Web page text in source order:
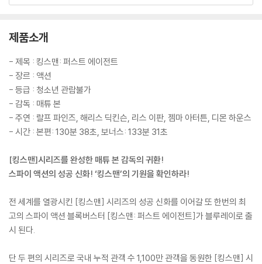
제품소개
- 제목 : 킹스맨: 퍼스트 에이전트
- 장르 : 액션
- 등급 : 청소년 관람불가
- 감독 : 매튜 본
- 주연 : 랄프 파인즈, 해리스 딕킨슨, 리스 이판, 젬마 아터튼, 디몬 하운스
- 시간 : 본편: 130분 38초, 보너스: 133분 31초
[킹스맨]시리즈를 완성한 매튜 본 감독의 귀환!
스파이 액션의 성공 신화! ‘킹스맨’의 기원을 확인하라!
전 세계를 열광시킨 [킹스맨] 시리즈의 성공 신화를 이어갈 또 한번의 최
고의 스파이 액션 블록버스터 [킹스맨: 퍼스트 에이전트]가 블루레이로 출
시 된다.
단 두 편의 시리즈로 국내 누적 관객 수 1,100만 관객을 동원한 [킹스맨] 시